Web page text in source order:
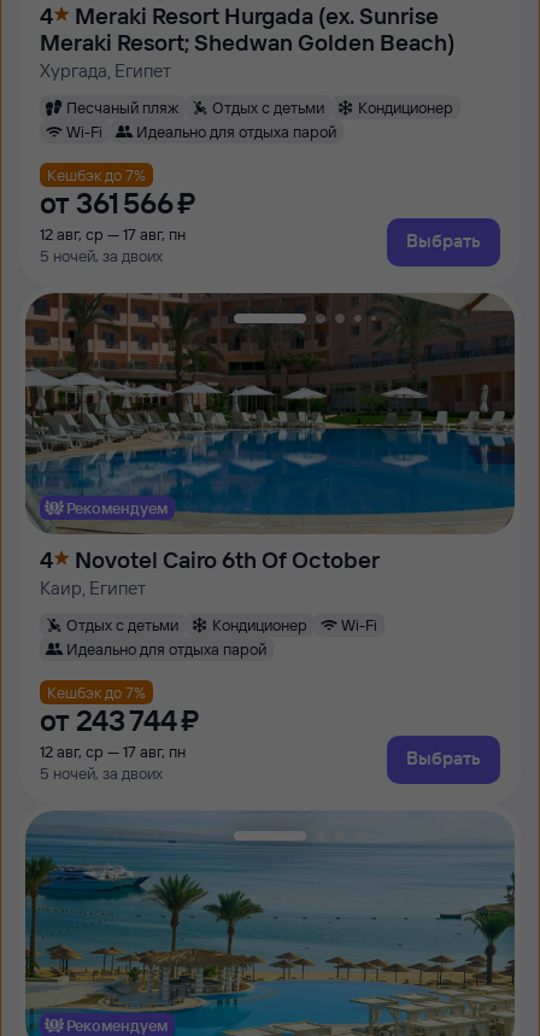
4
Meraki Resort Hurgada (ех. Sunrise
Meraki Resort; Shedwan Golden Beach)
Хургада, Египет
Песчаный пляж Отдых с детьми
Кондиционер
Wi-Fi
Идеально для отдыха парой
Кешбэк до 7%
от 361 ⁠566 ⁠₽
12 авг, ср — 17 авг, пн
5 ночей, за двоих
Выбрать
Рекомендуем
4 Novotel Cairo 6th Of October
Каир, Египет
Отдых с детьми Кондиционер
Wi-Fi
Идеально для отдыха парой
Кешбэк до 7%
от 243 ⁠744 ⁠₽
12 авг, ср — 17 авг, пн
5 ночей, за двоих
Выбрать
Рекомендуем